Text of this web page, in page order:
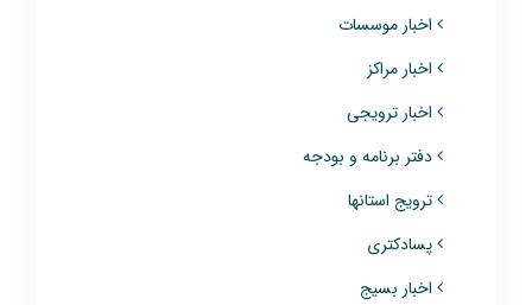
اخبار موسسات
اخبار مراکز
اخبار ترویجی
دفتر برنامه و بودجه
ترویج استانها
پسادکتری
اخبار بسیج